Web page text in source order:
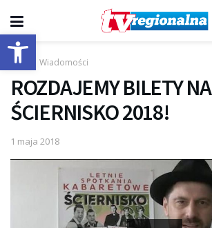
Otwórz pasek narzędzi
Start Wiadomości
ROZDAJEMY BILETY NA
ŚCIERNISKO 2018!
1 maja 2018